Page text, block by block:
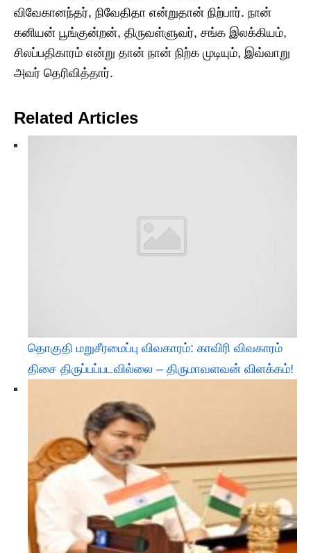
விவேகானந்தர், நிவேதிதா என்றுதான் நிற்பார். நான்
கனியன் பூங்குன்றன், திருவள்ளுவர், சங்க இலக்கியம்,
சிலப்பதிகாரம் என்று தான் நான் நிற்க முடியும், இவ்வாறு
அவர் தெரிவித்தார்.
Related Articles
தொகுதி மறுசீரமைப்பு விவகாரம்: காவிரி விவகாரம்
திசை திருப்பப்படவில்லை – திருமாவளவன் விளக்கம்!